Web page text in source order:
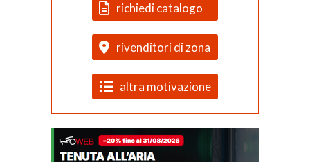
richiedi catalogo
rivenditori di zona
altra motivazione